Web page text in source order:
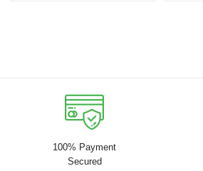
100% Payment
Secured